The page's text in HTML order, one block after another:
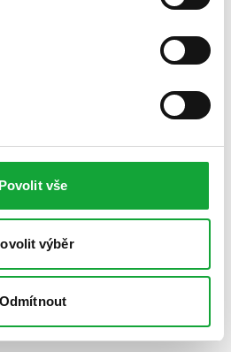
Povolit vše
výběr
Odmítnout